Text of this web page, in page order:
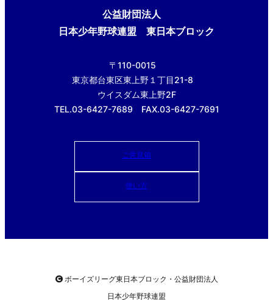
公益財団法人
日本少年野球連盟 東日本ブロック
〒110-0015
東京都台東区東上野１丁目21-8
ウイスダム東上野2F
TEL.03-6427-7689 FAX.03-6427-7691
ご意見箱
使い方
ボーイズリーグ東日本ブロック・公益財団法人
日本少年野球連盟